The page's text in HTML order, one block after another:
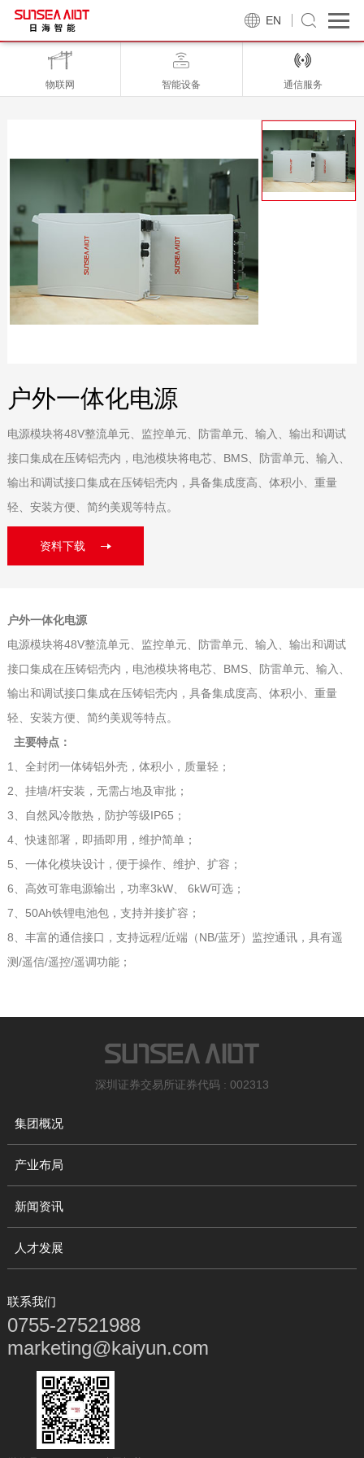
EN
物联网 智能设备 通信服务
户外一体化电源
电源模块将48V整流单元、监控单元、防雷单元、输入、输出和调试
接口集成在压铸铝壳内，电池模块将电芯、BMS、防雷单元、输入、
输出和调试接口集成在压铸铝壳内，具备集成度高、体积小、重量
轻、安装方便、简约美观等特点。
资料下载
户外一体化电源
电源模块将48V整流单元、监控单元、防雷单元、输入、输出和调试
接口集成在压铸铝壳内，电池模块将电芯、BMS、防雷单元、输入、
输出和调试接口集成在压铸铝壳内，具备集成度高、体积小、重量
轻、安装方便、简约美观等特点。
主要特点：
1、全封闭一体铸铝外壳，体积小，质量轻；
2、挂墙/杆安装，无需占地及审批；
3、自然风冷散热，防护等级IP65；
4、快速部署，即插即用，维护简单；
5、一体化模块设计，便于操作、维护、扩容；
6、高效可靠电源输出，功率3kW、 6kW可选；
7、50Ah铁锂电池包，支持并接扩容；
8、丰富的通信接口，支持远程/近端（NB/蓝牙）监控通讯，具有遥
测/遥信/遥控/遥调功能；
深圳证券交易所证券代码 : 002313
集团概况
产业布局
新闻资讯
人才发展
联系我们
0755-27521988
marketing@kaiyun.com